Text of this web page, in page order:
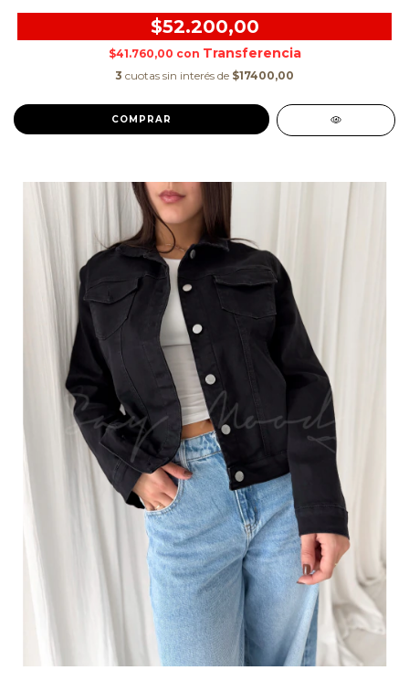
$52.200,00
$41.760,00 con
3 cuotas sin interés de $17400,00
COMPRAR